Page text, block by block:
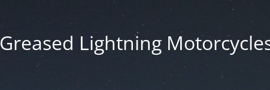
Greased Lightning